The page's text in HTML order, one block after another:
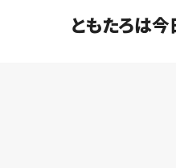
ともたろは今